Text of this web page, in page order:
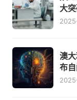
大
澳
布